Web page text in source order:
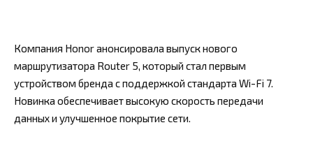
Компания Honor анонсировала выпуск нового
маршрутизатора Router 5, который стал первым
устройством бренда с поддержкой стандарта Wi-Fi 7.
Новинка обеспечивает высокую скорость передачи
данных и улучшенное покрытие сети.